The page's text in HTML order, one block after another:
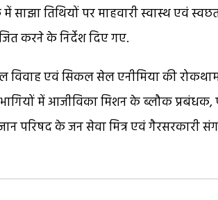
तिथियों पर माहवारी स्वास्थ एवं
करने के निर्देश दिए गए.
विवाह एवं सिकल सेल एनीमिया की रोकथाम
में आजीविका मिशन के ब्लौक
परिषद के जन सेवा मित्र एवं गैरसरकारी